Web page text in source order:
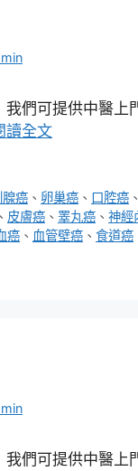
我們可提供中醫
讀全文
癌 、 卵巢癌 、 口腔癌 、
、 皮膚癌 、 睪丸癌 、 神經
癌 、 血管壁癌 、 食道癌
我們可提供中醫